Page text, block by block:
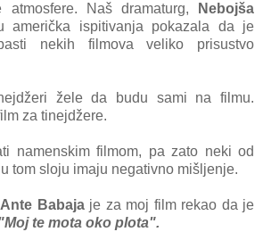
Naš dramaturg,
Nebojša
američka ispitivanja pokazala da je
nekih filmova veliko prisustvo
žele da budu sami na filmu.
za tinejdžere.
namenskim filmom, pa zato neki od
tom sloju imaju negativno mišljenje.
Ante Babajaje za moj film rekao da je
te mota oko plota".